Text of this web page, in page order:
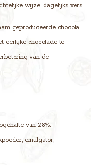
wijze, dagelijks vers
geproduceerde chocola
eerlijke chocolade te
van de
van 28%.
emulgator,